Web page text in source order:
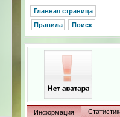
Главная страница
Правила
Поиск
Информация